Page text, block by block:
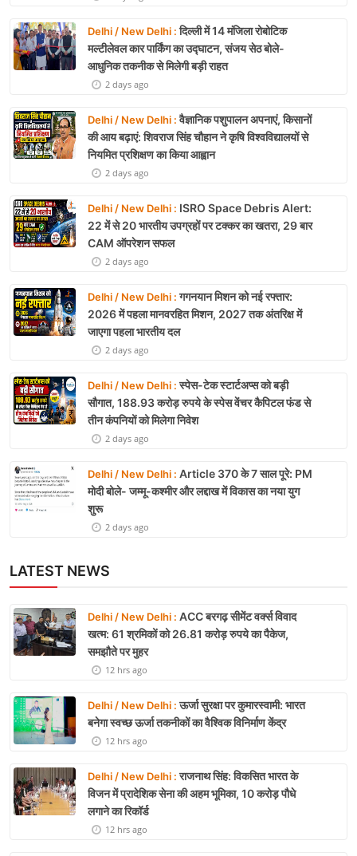
Delhi / New Delhi :दिल्ली में 14 मंजिला रोबोटिक
मल्टीलेवल कार पार्किंग का उद्घाटन, संजय सेठ बोले-
आधुनिक तकनीक से मिलेगी बड़ी राहत
2 days ago
Delhi / New Delhi :वैज्ञानिक पशुपालन अपनाएं, किसानों
की आय बढ़ाएं: शिवराज सिंह चौहान ने कृषि विश्वविद्यालयों से
नियमित प्रशिक्षण का किया आह्वान
2 days ago
Delhi / New Delhi : ISRO Space Debris Alert:
22 में से 20 भारतीय उपग्रहों पर टक्कर का खतरा, 29 बार
CAM ऑपरेशन सफल
2 days ago
Delhi / New Delhi :गगनयान मिशन को नई रफ्तार:
2026 में पहला मानवरहित मिशन, 2027 तक अंतरिक्ष में
जाएगा पहला भारतीय दल
2 days ago
Delhi / New Delhi :स्पेस-टेक स्टार्टअप्स को बड़ी
सौगात, 188.93 करोड़ रुपये के स्पेस वेंचर कैपिटल फंड से
तीन कंपनियों को मिलेगा निवेश
2 days ago
Delhi / New Delhi : Article 370 के 7 साल पूरे: PM
मोदी बोले- जम्मू-कश्मीर और लद्दाख में विकास का नया युग
शुरू
2 days ago
LATEST NEWS
Delhi / New Delhi : ACC बरगढ़ सीमेंट वर्क्स विवाद
खत्म: 61 श्रमिकों को 26.81 करोड़ रुपये का पैकेज,
समझौते पर मुहर
12 hrs ago
Delhi / New Delhi :ऊर्जा सुरक्षा पर कुमारस्वामी: भारत
बनेगा स्वच्छ ऊर्जा तकनीकों का वैश्विक विनिर्माण केंद्र
12 hrs ago
Delhi / New Delhi :राजनाथ सिंह: विकसित भारत के
विजन में प्रादेशिक सेना की अहम भूमिका, 10 करोड़ पौधे
लगाने का रिकॉर्ड
12 hrs ago